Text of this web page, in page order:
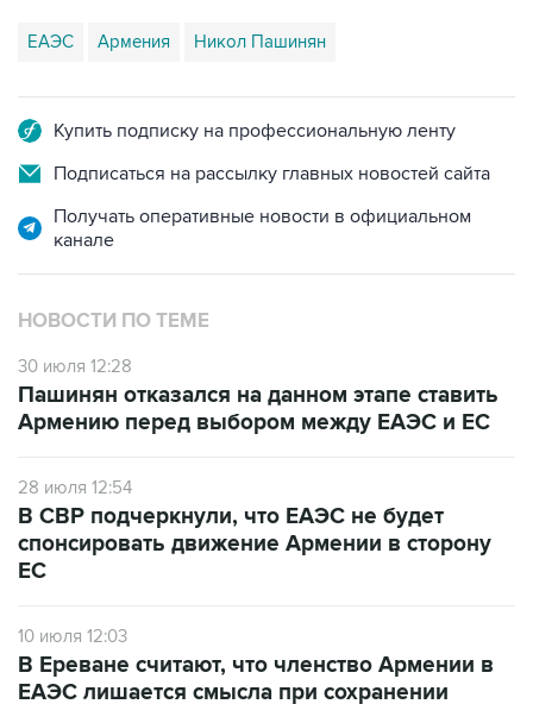
ЕАЭС Армения Никол Пашинян
Купить подписку на профессиональную ленту
Подписаться на рассылку главных новостей сайта
Получать оперативные новости в официальном
канале
НОВОСТИ ПО ТЕМЕ
30 июля 12:28
Пашинян отказался на данном этапе ставить
Армению перед выбором между ЕАЭС и ЕС
28 июля 12:54
В СВР подчеркнули, что ЕАЭС не будет
спонсировать движение Армении в сторону
ЕС
10 июля 12:03
В Ереване считают, что членство Армении в
ЕАЭС лишается смысла при сохранении